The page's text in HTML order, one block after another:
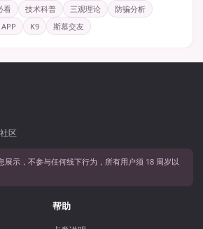
看 技术科普 三观理论
防骗分析
APP K9 斯慕交友
区
展示，不参与任何线下行为，所有用户须 18 周岁以
帮助